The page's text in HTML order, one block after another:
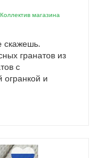
Коллектив магазина
скажешь.
гранатов из
с
и